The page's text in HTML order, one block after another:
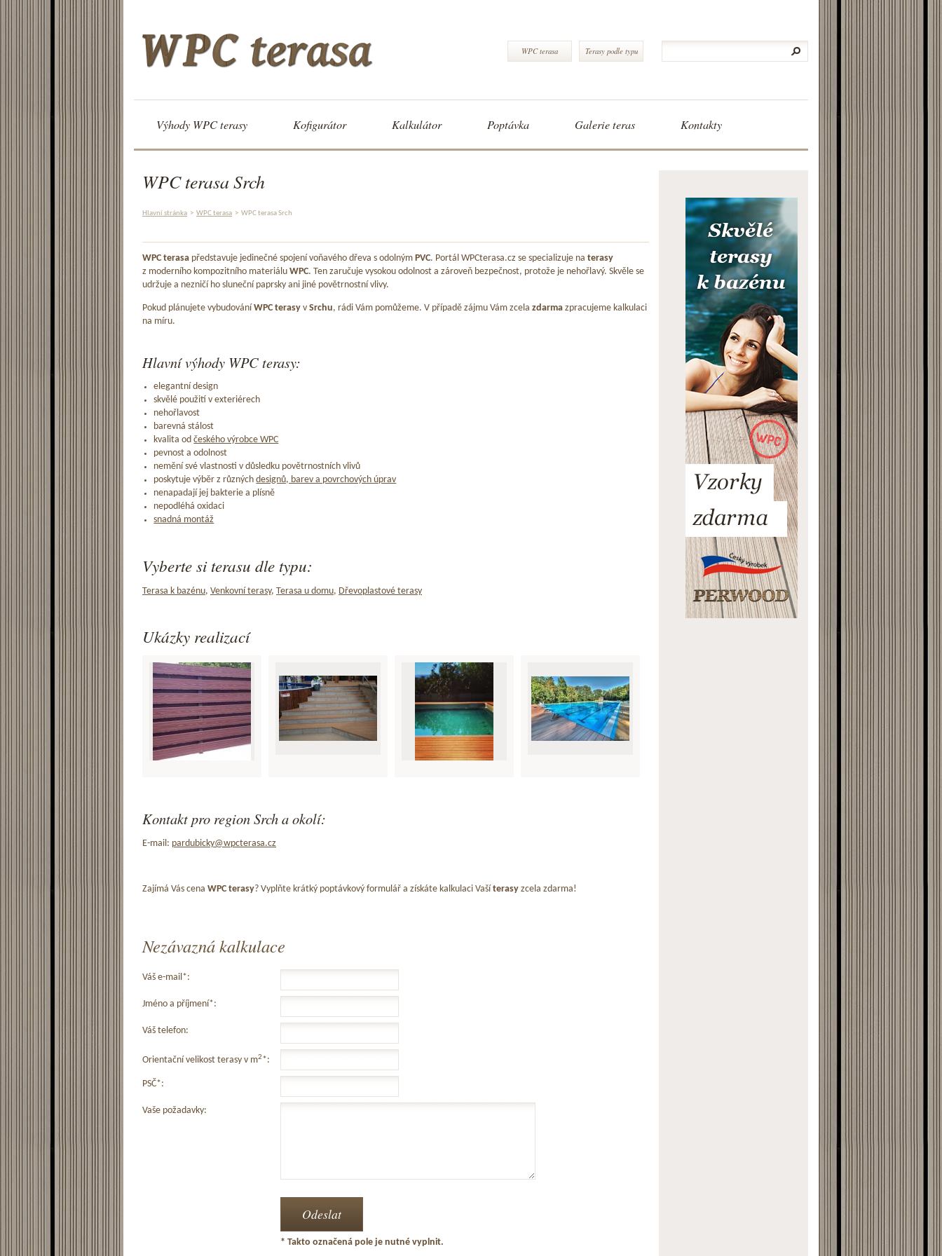
WPC terasa Terasy podle typu
Výhody WPC terasy Kofigurátor Kalkulátor Poptávka Galerie teras Kontakty
WPC terasa Srch
Hlavní stránka > WPC terasa > WPC terasa Srch
WPC terasa představuje jedinečné spojení voňavého dřeva s odolným PVC. Portál WPCterasa.cz se specializuje na terasy
z moderního kompozitního materiálu WPC. Ten zaručuje vysokou odolnost a zároveň bezpečnost, protože je nehořlavý. Skvěle se
udržuje a nezničí ho sluneční paprsky ani jiné povětrnostní vlivy.
Pokud plánujete vybudování WPC terasy v Srchu, rádi Vám pomůžeme. V případě zájmu Vám zcela zdarma zpracujeme kalkulaci
na míru.
Hlavní výhody WPC terasy:
elegantní design
skvělé použití v exteriérech
nehořlavost
barevná stálost
kvalita odčeského výrobce WPC
pevnost a odolnost
nemění své vlastnosti v důsledku povětrnostních vlivů
poskytuje výběr z různýchdesignů, barev a povrchových úprav
nenapadají jej bakterie a plísně
nepodléhá oxidaci
snadná montáž
Vyberte si terasu dle typu:
Terasa k bazénu, Venkovní terasy, Terasa u domu, Dřevoplastové terasy
Ukázky realizací
Kontakt pro region Srch a okolí:
E-mail: pardubicky@wpcterasa.cz
Zajímá Vás cena WPC terasy? Vyplňte krátký poptávkový formulář a získáte kalkulaci Vaší terasy zcela zdarma!
Nezávazná kalkulace
Váš e-mail*:
Jméno a příjmení*:
Váš telefon:
Orientační velikost terasy v m2*:
PSČ*:
Vaše požadavky:
* Takto označená pole je nutné vyplnit.